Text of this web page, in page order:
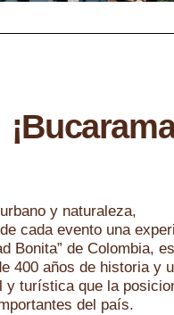
y naturaleza,
cada evento una
Bonita” de Colombia,
400 años de historia y
y turística que la
del país.